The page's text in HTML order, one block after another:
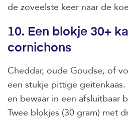
de zoveelste keer naar de
10. Een blokje 30+
cornichons
Cheddar, oude Goudse, of
een stukje pittige
en bewaar in een afsluitbaar
Twee blokjes (30 gram) met